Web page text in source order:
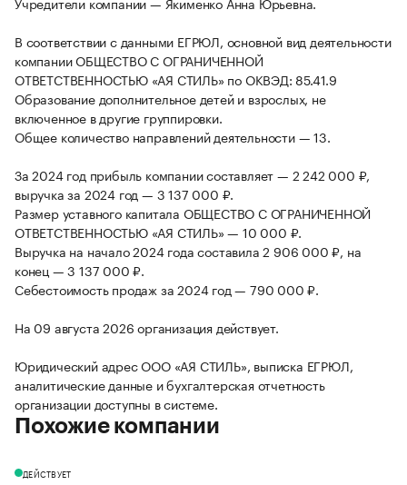
В соответствии с данными ЕГРЮЛ, основной вид деятельности
компании ОБЩЕСТВО С ОГРАНИЧЕННОЙ
ОТВЕТСТВЕННОСТЬЮ «АЯ СТИЛЬ» по ОКВЭД: 85.41.9
Образование дополнительное детей и взрослых, не
включенное в другие группировки.
Общее количество направлений деятельности — 13.
За 2024 год прибыль компании составляет — 2 242 000 ₽,
выручка за 2024 год — 3 137 000 ₽.
Размер уставного капитала ОБЩЕСТВО С ОГРАНИЧЕННОЙ
ОТВЕТСТВЕННОСТЬЮ «АЯ СТИЛЬ» — 10 000 ₽.
Выручка на начало 2024 года составила 2 906 000 ₽, на
конец — 3 137 000 ₽.
Себестоимость продаж за 2024 год — 790 000 ₽.
На 09 августа 2026 организация действует.
Юридический адрес ООО «АЯ СТИЛЬ», выписка ЕГРЮЛ,
аналитические данные и бухгалтерская отчетность
организации доступны в системе.
Похожие компании
ДЕЙСТВУЕТ